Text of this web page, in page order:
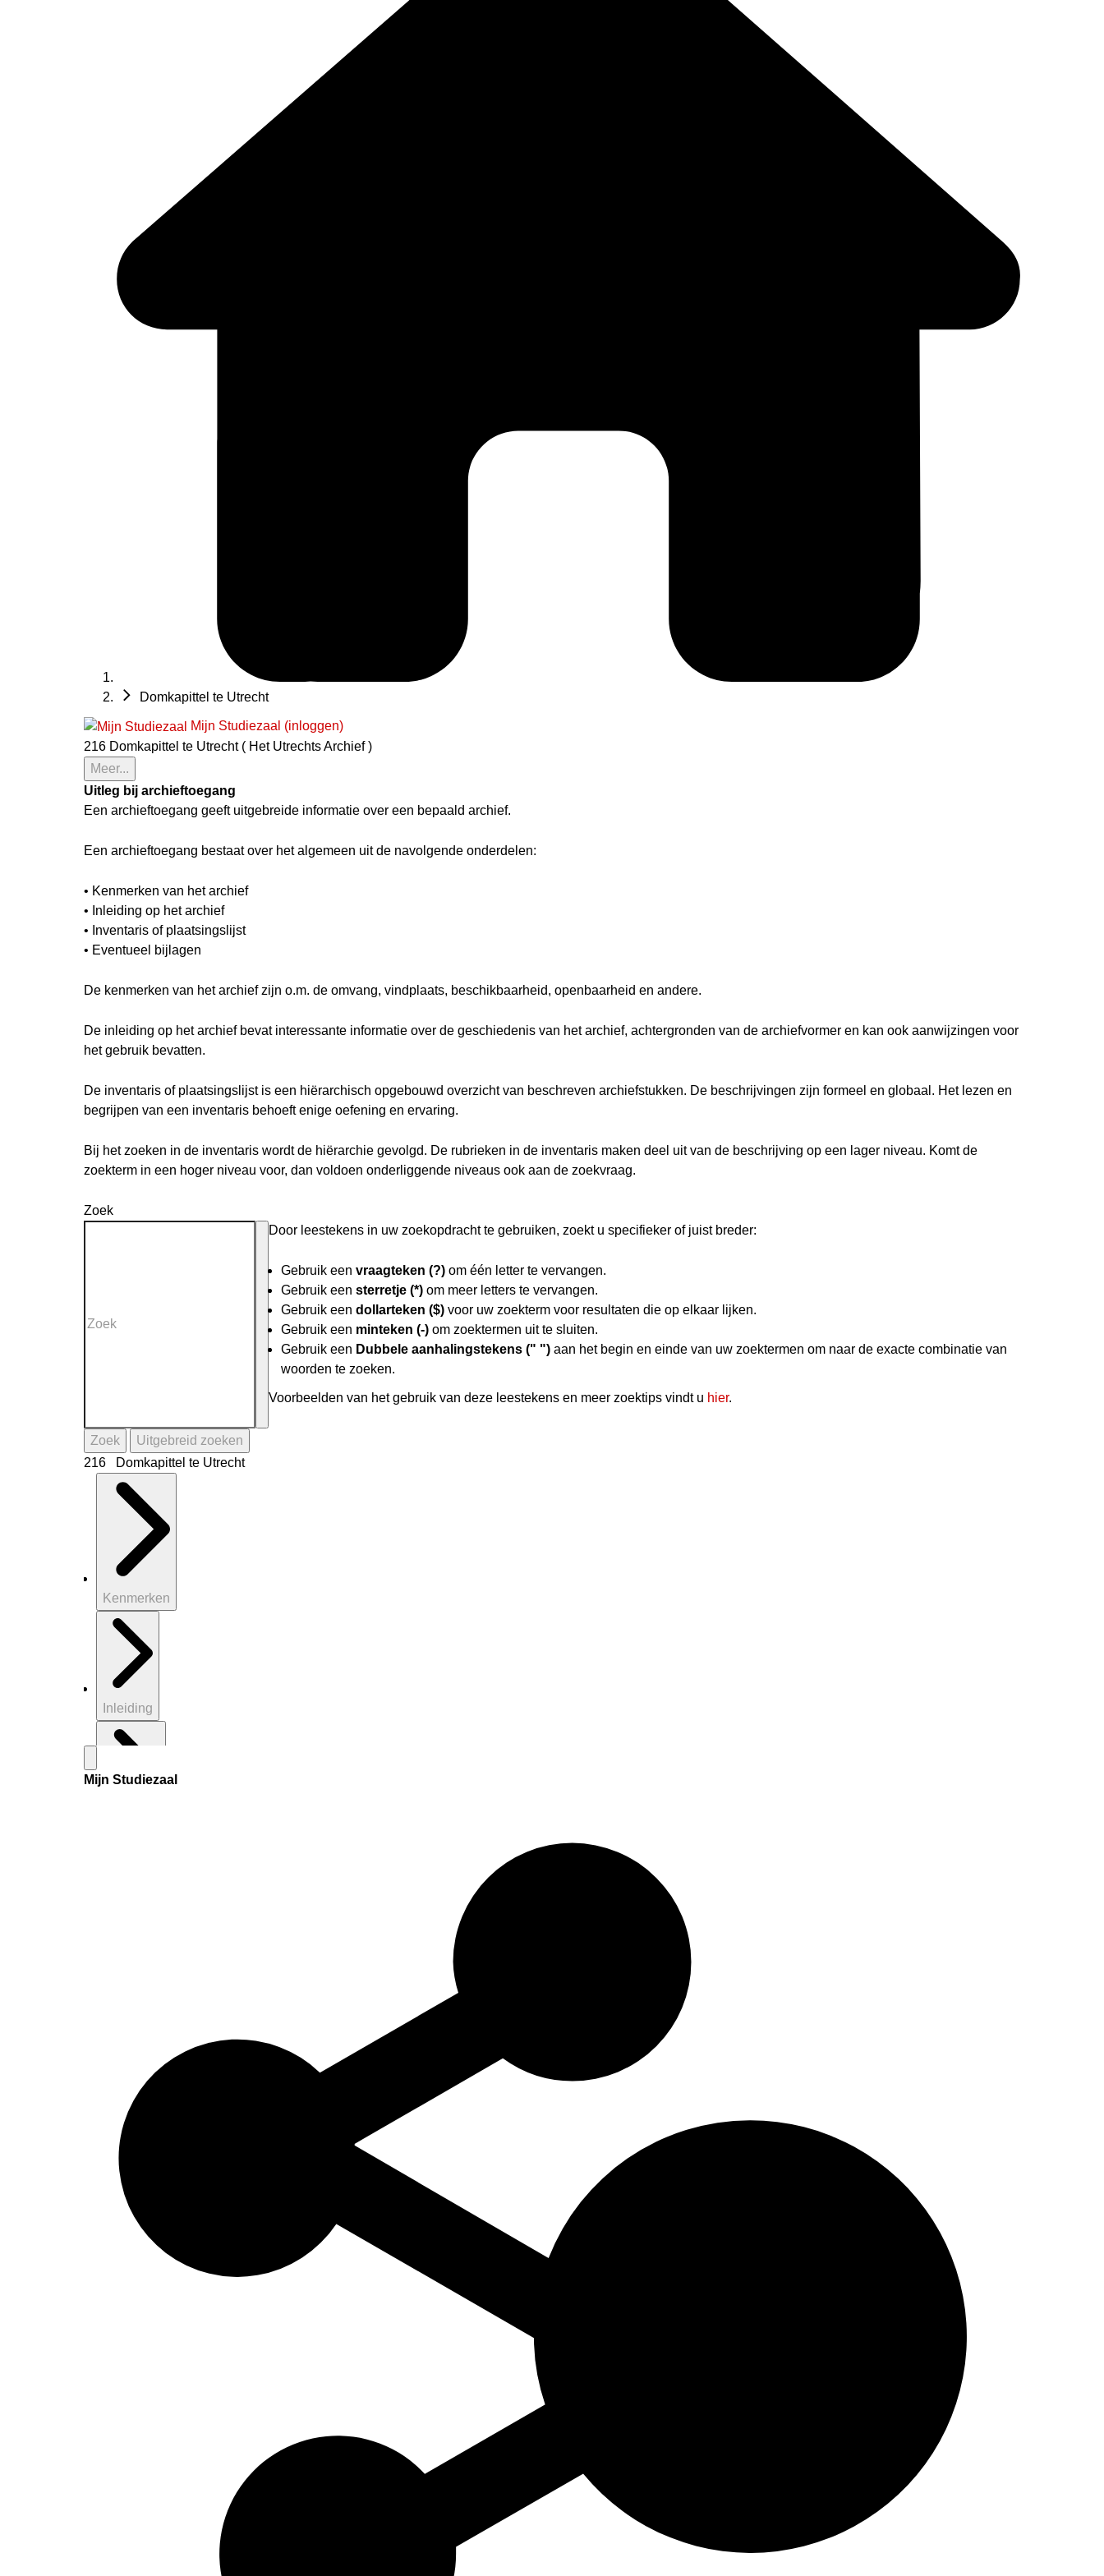
Domkapittel te Utrecht
Mijn Studiezaal (inloggen)
216 Domkapittel te Utrecht ( Het Utrechts Archief )
Meer...
Uitleg bij archieftoegang
Een archieftoegang geeft uitgebreide informatie over een bepaald archief.
Een archieftoegang bestaat over het algemeen uit de navolgende onderdelen:
• Kenmerken van het archief
• Inleiding op het archief
• Inventaris of plaatsingslijst
• Eventueel bijlagen
De kenmerken van het archief zijn o.m. de omvang, vindplaats, beschikbaarheid, openbaarheid en andere.
De inleiding op het archief bevat interessante informatie over de geschiedenis van het archief, achtergronden van de archiefvormer en kan ook aanwijzingen voor
het gebruik bevatten.
De inventaris of plaatsingslijst is een hiërarchisch opgebouwd overzicht van beschreven archiefstukken. De beschrijvingen zijn formeel en globaal. Het lezen en
begrijpen van een inventaris behoeft enige oefening en ervaring.
Bij het zoeken in de inventaris wordt de hiërarchie gevolgd. De rubrieken in de inventaris maken deel uit van de beschrijving op een lager niveau. Komt de
zoekterm in een hoger niveau voor, dan voldoen onderliggende niveaus ook aan de zoekvraag.
Zoek
Door leestekens in uw zoekopdracht te gebruiken, zoekt u specifieker of juist breder:
Gebruik een vraagteken (?) om één letter te vervangen.
Gebruik een sterretje (*) om meer letters te vervangen.
Gebruik een dollarteken ($) voor uw zoekterm voor resultaten die op elkaar lijken.
Gebruik een minteken (-) om zoektermen uit te sluiten.
Gebruik een Dubbele aanhalingstekens (" ") aan het begin en einde van uw zoektermen om naar de exacte combinatie van
woorden te zoeken.
Voorbeelden van het gebruik van deze leestekens en meer zoektips vindt u hier.
Zoek
Uitgebreid zoeken
216 Domkapittel te Utrecht
Kenmerken
Inleiding
Mijn Studiezaal